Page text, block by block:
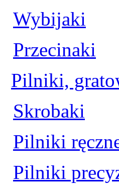
Wybijaki
Przecinaki
Pilniki,
Skrobaki
Pilniki
Pilniki